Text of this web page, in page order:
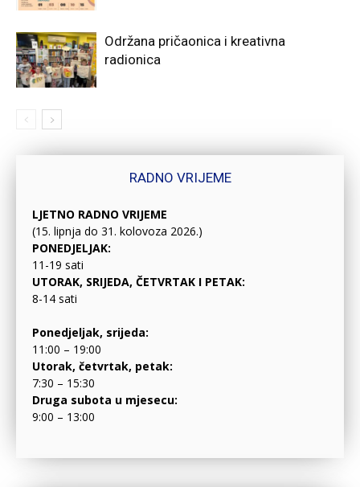
Održana pričaonica i kreativna
radionica
RADNO VRIJEME
LJETNO RADNO VRIJEME
(15. lipnja do 31. kolovoza 2026.)
PONEDJELJAK:
11-19 sati
UTORAK, SRIJEDA, ČETVRTAK I PETAK:
8-14 sati
Ponedjeljak, srijeda:
11:00 – 19:00
Utorak, četvrtak, petak:
7:30 – 15:30
Druga subota u mjesecu:
9:00 – 13:00